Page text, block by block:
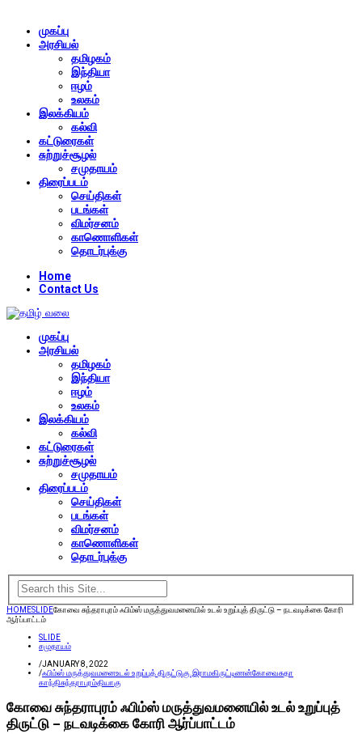
முகப்பு
அரசியல்
தமிழகம்
இந்தியா
ஈழம்
உலகம்
இலக்கியம்
கல்வி
கட்டுரைகள்
சுற்றுச்சூழல்
சமுதாயம்
திரைப்படம்
செய்திகள்
படங்கள்
விமர்சனம்
காணொளிகள்
தொடர்புக்கு
Home
Contact Us
முகப்பு
அரசியல்
தமிழகம்
இந்தியா
ஈழம்
உலகம்
இலக்கியம்
கல்வி
கட்டுரைகள்
சுற்றுச்சூழல்
சமுதாயம்
திரைப்படம்
செய்திகள்
படங்கள்
விமர்சனம்
காணொளிகள்
தொடர்புக்கு
HOMESLIDEகோவை சுந்தராபுரம் ஃபிம்ஸ் மருத்துவமனையில் உடல் உறுப்புத் திருட்டு – நடவடிக்கை கோரி
ஆர்ப்பாட்டம்
SLIDE
சமுதாயம்
/JANUARY 8, 2022
/ஃபிம்ஸ் மருத்துவமனைஉடல் உறுப்புத் திருட்டுகு.இராமகிருட்டிணன்கோவைசுதா
காந்திசுந்தராபுரம்தியாகு
கோவை சுந்தராபுரம் ஃபிம்ஸ் மருத்துவமனையில் உடல் உறுப்புத்
திருட்டு – நடவடிக்கை கோரி ஆர்ப்பாட்டம்